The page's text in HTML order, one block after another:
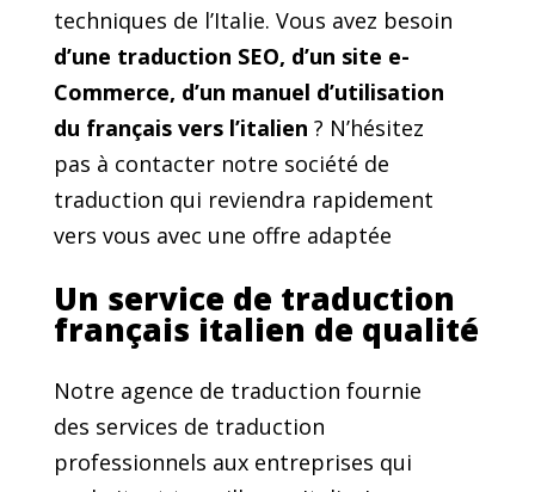
techniques de l’Italie. Vous avez besoin
d’une traduction SEO, d’un site e-
Commerce, d’un manuel d’utilisation
du français vers l’italien ? N’hésitez
pas à contacter notre société de
traduction qui reviendra rapidement
vers vous avec une offre adaptée
Un service de traduction
français italien de qualité
Notre agence de traduction fournie
des services de traduction
professionnels aux entreprises qui